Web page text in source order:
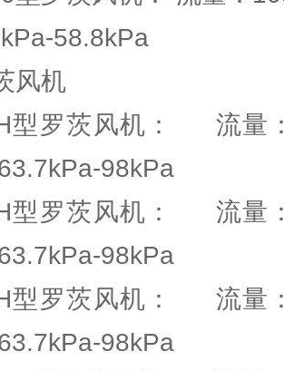
58.8kPa
风机
型罗茨风机： 流量
98kPa
型罗茨风机： 流量
98kPa
型罗茨风机： 流量
98kPa